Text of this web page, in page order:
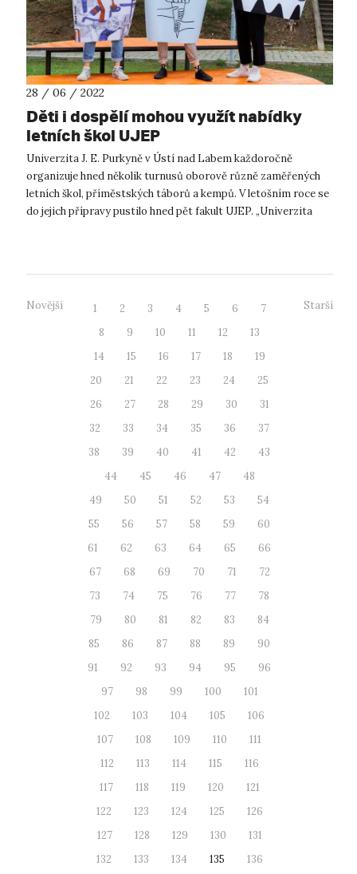
28 / 06 / 2022
Děti i dospělí mohou využít nabídky
letních škol UJEP
Univerzita J. E. Purkyně v Ústí nad Labem každoročně
organizuje hned několik turnusů oborově různě zaměřených
letních škol, příměstských táborů a kempů. V letošním roce se
do jejich přípravy pustilo hned pět fakult UJEP. „Univerzita
Novější 1 2 3 4 5 6
7
8
9 10 11 12
13
14
15 16 17 18
19
20
21 22 23 24
25
26
27 28 29 30
31
32
33 34 35 36
37
38
39 40 41 42
43
44
45 46 47
48
49
50 51 52 53
54
55
56 57 58 59
60
61
62 63 64 65
66
67
68 69 70 71
72
73
74 75 76 77
78
79
80 81 82 83
84
85
86 87 88 89
90
91
92 93 94 95
96
97
98 99 100
101
102
103 104 105
106
107
108 109 110
111
112
113 114 115
116
117
118 119 120
121
122
123 124 125
126
127
128 129 130
131
132
133 134 135
136
Starší